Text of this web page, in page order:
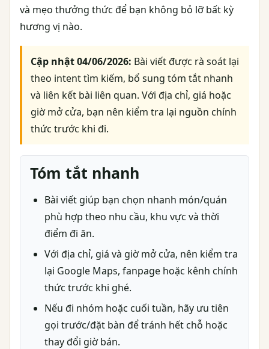
và mẹo thưởng thức để bạn không bỏ lỡ bất kỳ
hương vị nào.
Cập nhật 04/06/2026: Bài viết được rà soát lại
theo intent tìm kiếm, bổ sung tóm tắt nhanh
và liên kết bài liên quan. Với địa chỉ, giá hoặc
giờ mở cửa, bạn nên kiểm tra lại nguồn chính
thức trước khi đi.
Tóm tắt nhanh
Bài viết giúp bạn chọn nhanh món/quán
phù hợp theo nhu cầu, khu vực và thời
điểm đi ăn.
Với địa chỉ, giá và giờ mở cửa, nên kiểm tra
lại Google Maps, fanpage hoặc kênh chính
thức trước khi ghé.
Nếu đi nhóm hoặc cuối tuần, hãy ưu tiên
gọi trước/đặt bàn để tránh hết chỗ hoặc
thay đổi giờ bán.